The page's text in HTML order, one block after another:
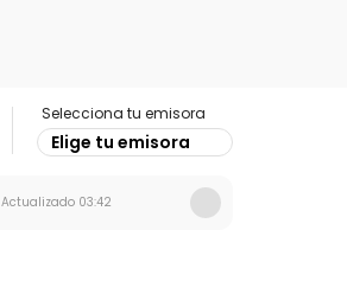
Selecciona tu emisora
Elige tu emisora
Actualizado 03:42